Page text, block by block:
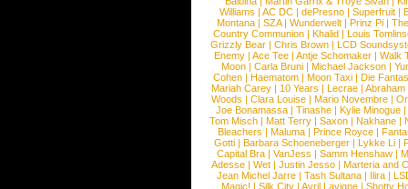
Williams |AC DC |dePresno |Superfruit |
Montana |SZA|Wunderwelt |Prinz Pi |
Country Communion | Khalid | Louis
Grizzly Bear | Chris Brown | LCD
Enemy | Ace Tee | Antje Schomaker | Walk
Moon |Carla Bruni |Michael Jackson |
Cohen |Haematom |Moon Taxi |Die
Mariah Carey | 10 Years | Lecrae | Abraham
Woods |Clara Louise |Mario Novembre |
Joe Bonamassa | Tinashe | Kylie Minogue |
Tom Misch |Matt Terry |Saxon |Nakhane |
Bleachers | Maluma | Prince Royce |
Gotti |Barbara Schoeneberger |Lykke Li |
Capital Bra |VanJess |Samm Henshaw |
Adesse |Wet |Justin Jesso |Marteria and
Jean Michel Jarre |Tash Sultana | Ilira |
Magic! | Silk City | Avril Lavigne | Shotty